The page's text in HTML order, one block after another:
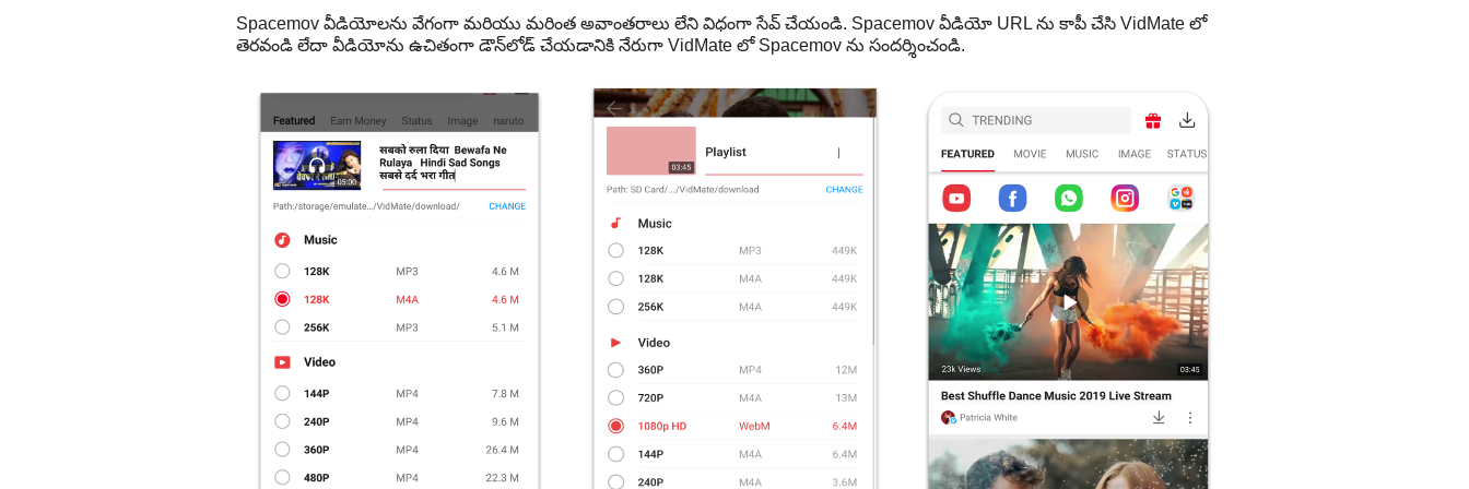
Spacemov వీడియోలను వేగంగా మరియు మరింత అవాంతరాలు లేని విధంగా సేవ్ చేయండి. Spacemov వీడియో URL ను కాపీ చేసి VidMate లో
తెరవండి లేదా వీడియోను ఉచితంగా డౌన్‌లోడ్ చేయడానికి నేరుగా VidMate లో Spacemov ను సందర్శించండి.